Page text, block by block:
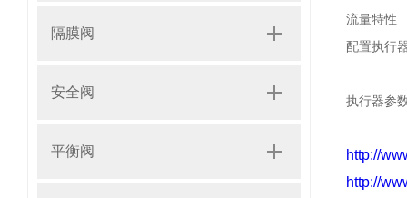
隔膜阀
安全阀
平衡阀
流量特性
配置执行
执行器参
http://
http://